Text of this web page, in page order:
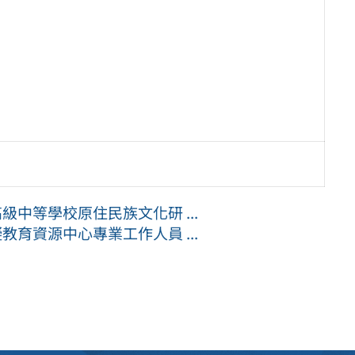
中等學校原住民族文化研 ...
育資源中心專業工作人員 ...